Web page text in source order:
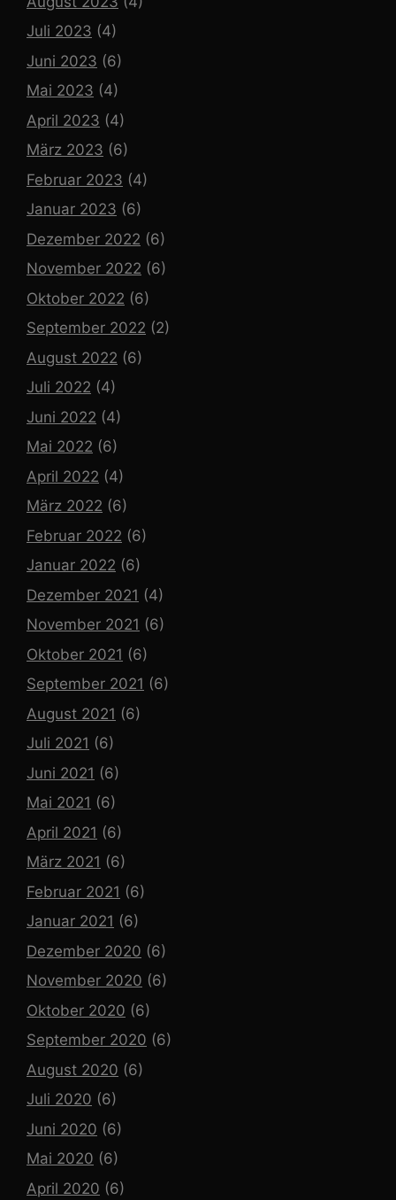
Juli 2023 (4)
Juni 2023 (6)
Mai 2023 (4)
April 2023 (4)
März 2023 (6)
Februar 2023 (4)
Januar 2023 (6)
Dezember 2022 (6)
November 2022 (6)
Oktober 2022 (6)
September 2022 (2)
August 2022 (6)
Juli 2022 (4)
Juni 2022 (4)
Mai 2022 (6)
April 2022 (4)
März 2022 (6)
Februar 2022 (6)
Januar 2022 (6)
Dezember 2021 (4)
November 2021 (6)
Oktober 2021 (6)
September 2021 (6)
August 2021 (6)
Juli 2021 (6)
Juni 2021 (6)
Mai 2021 (6)
April 2021 (6)
März 2021 (6)
Februar 2021 (6)
Januar 2021 (6)
Dezember 2020 (6)
November 2020 (6)
Oktober 2020 (6)
September 2020 (6)
August 2020 (6)
Juli 2020 (6)
Juni 2020 (6)
Mai 2020 (6)
April 2020 (6)